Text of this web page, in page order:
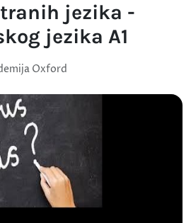
jezika -
jezika A1
Oxford